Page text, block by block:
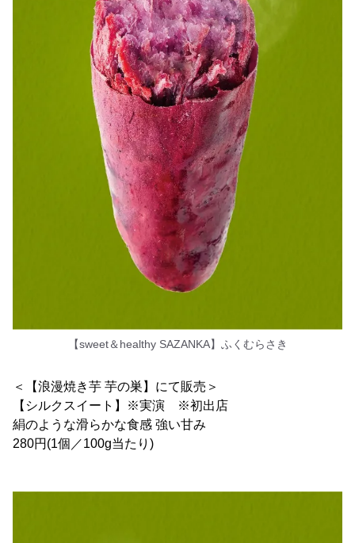
【sweet＆healthy SAZANKA】ふくむらさき
＜【浪漫焼き芋 芋の巣】にて販売＞
【シルクスイート】※実演 ※初出店
絹のような滑らかな食感 強い甘み
280円(1個／100g当たり)